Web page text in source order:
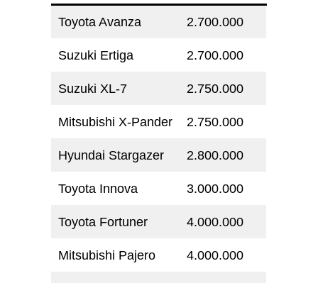
Toyota Avanza 2.700.000
Suzuki Ertiga 2.700.000
Suzuki XL-7 2.750.000
Mitsubishi X-Pander 2.750.000
Hyundai Stargazer 2.800.000
Toyota Innova 3.000.000
Toyota Fortuner 4.000.000
Mitsubishi Pajero 4.000.000